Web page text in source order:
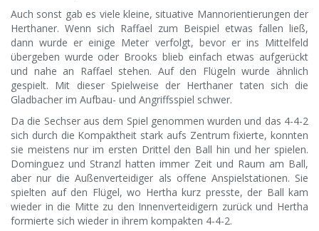
Auch sonst gab es viele kleine, situative Mannorientierungen der
Herthaner. Wenn sich Raffael zum Beispiel etwas fallen ließ,
dann wurde er einige Meter verfolgt, bevor er ins Mittelfeld
übergeben wurde oder Brooks blieb einfach etwas aufgerückt
und nahe an Raffael stehen. Auf den Flügeln wurde ähnlich
gespielt. Mit dieser Spielweise der Herthaner taten sich die
Gladbacher im Aufbau- und Angriffsspiel schwer.
Da die Sechser aus dem Spiel genommen wurden und das 4-4-2
sich durch die Kompaktheit stark aufs Zentrum fixierte, konnten
sie meistens nur im ersten Drittel den Ball hin und her spielen.
Dominguez und Stranzl hatten immer Zeit und Raum am Ball,
aber nur die Außenverteidiger als offene Anspielstationen. Sie
spielten auf den Flügel, wo Hertha kurz presste, der Ball kam
wieder in die Mitte zu den Innenverteidigern zurück und Hertha
formierte sich wieder in ihrem kompakten 4-4-2.